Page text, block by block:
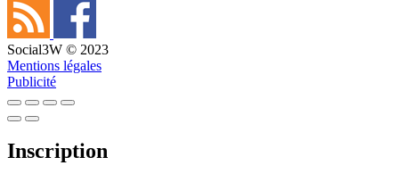
Social3W © 2023
Mentions légales
Publicité
Inscription